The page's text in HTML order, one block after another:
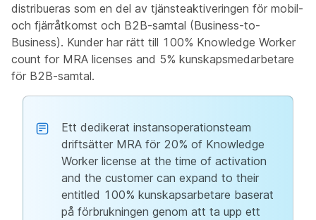
distribueras som en del av tjänsteaktiveringen för mobil-
och fjärråtkomst och B2B-samtal (Business-to-
Business). Kunder har rätt till 100% Knowledge Worker
count for MRA licenses and 5% kunskapsmedarbetare
för B2B-samtal.
Ett dedikerat instansoperationsteam
driftsätter MRA för 20% of Knowledge
Worker license at the time of activation
and the customer can expand to their
entitled 100% kunskapsarbetare baserat
på förbrukningen genom att ta upp ett